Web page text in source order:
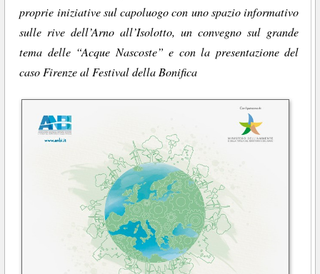
proprie iniziative sul capoluogo con uno spazio informativo
sulle rive dell’Arno all’Isolotto, un convegno sul grande
tema delle “Acque Nascoste” e con la presentazione del
caso Firenze al Festival della Bonifica